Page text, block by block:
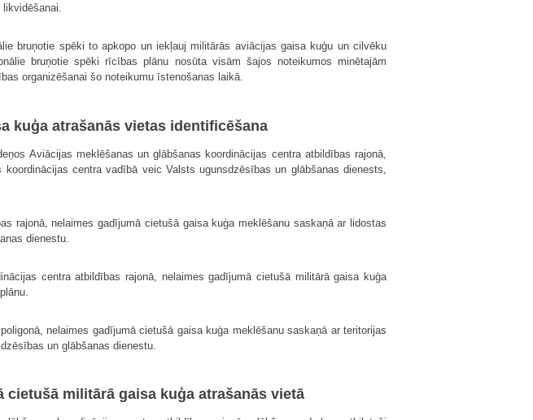
bruņotie spēki to apkopo un iekļauj militārās aviācijas gaisa kuģu un cilvēku
bruņotie spēki rīcības plānu nosūta visām šajos noteikumos minētajām
organizēšanai šo noteikumu īstenošanas laikā.
kuģa atrašanās vietas identificēšana
Aviācijas meklēšanas un glābšanas koordinācijas centra atbildības rajonā,
centra vadībā veic Valsts ugunsdzēsības un glābšanas dienests,
rajonā, nelaimes gadījumā cietušā gaisa kuģa meklēšanu saskaņā ar lidostas
dienestu.
centra atbildības rajonā, nelaimes gadījumā cietušā militārā gaisa kuģa
nelaimes gadījumā cietušā gaisa kuģa meklēšanu saskaņā ar teritorijas
un glābšanas dienestu.
cietušā militārā gaisa kuģa atrašanās vietā